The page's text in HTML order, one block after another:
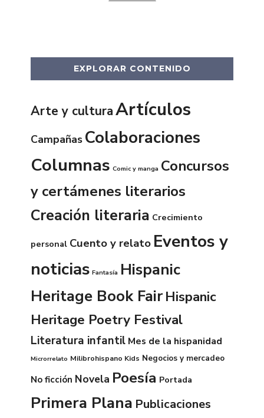
EXPLORAR CONTENIDO
Arte y culturaArtículos
Campañas Colaboraciones
Columnas Comic y manga Concursos
y certámenes literarios
Creación literaria Crecimiento
personal Cuento y relato Eventos y
noticias Fantasía Hispanic
Heritage Book FairHispanic
Heritage Poetry Festival
Literatura infantil Mes de la hispanidad
Microrrelato Milibrohispano Kids Negocios y mercadeo
No ficción Novela Poesía Portada
Primera Plana Publicaciones